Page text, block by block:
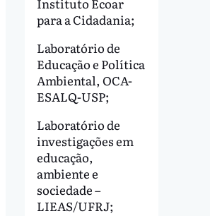
para a Cidadania;
Laboratório de
Educação e Política
Ambiental, OCA-
ESALQ-USP;
Laboratório de
investigações em
educação,
ambiente e
sociedade –
LIEAS/UFRJ;